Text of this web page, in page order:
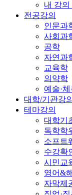
내 강의
전공강의
인문과
사회과
공학
자연과
교육학
의약학
예술·
대학/기관강의
테마강의
대학기
독학학
소프트
수강확
시민교
영어&
자막제